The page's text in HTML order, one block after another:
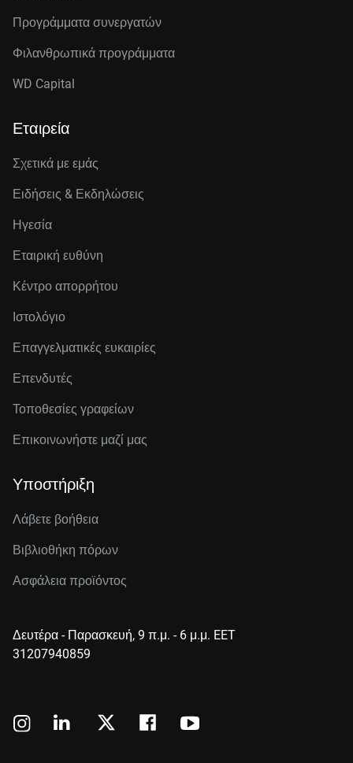
Προγράμματα συνεργατών
Φιλανθρωπικά προγράμματα
WD Capital
Εταιρεία
Σχετικά με εμάς
Ειδήσεις & Εκδηλώσεις
Ηγεσία
Εταιρική ευθύνη
Κέντρο απορρήτου
Ιστολόγιο
Επαγγελματικές ευκαιρίες
Επενδυτές
Τοποθεσίες γραφείων
Επικοινωνήστε μαζί μας
Υποστήριξη
Λάβετε βοήθεια
Βιβλιοθήκη πόρων
Ασφάλεια προϊόντος
Δευτέρα - Παρασκευή, 9 π.μ. - 6 μ.μ. EET
31207940859